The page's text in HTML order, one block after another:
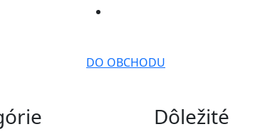
DO OBCHODU
Dôležité